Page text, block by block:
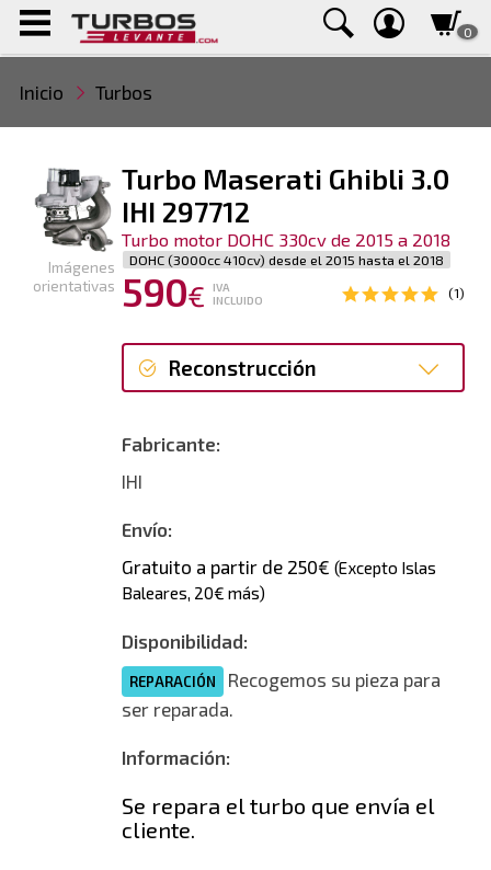
0
Inicio Turbos
Turbo Maserati Ghibli 3.0
IHI 297712
Turbo motor DOHC 330cv de 2015 a 2018
DOHC (3000cc 410cv) desde el 2015 hasta el 2018
590€
IVA
INCLUIDO
(1)
Reconstrucción
Fabricante:
IHI
Envío:
Gratuito a partir de 250€ (Excepto Islas
Baleares, 20€ más)
Disponibilidad:
REPARACIÓN
Recogemos su pieza para
ser reparada.
Información:
Se repara el turbo que envía el
cliente.
Imágenes
orientativas